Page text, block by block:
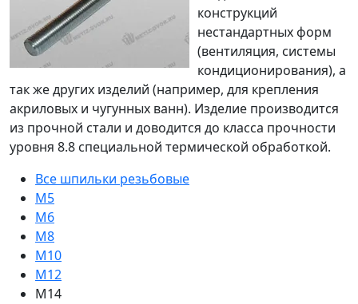
конструкций
нестандартных форм
(вентиляция, системы
кондиционирования), а
так же других изделий (например, для крепления
акриловых и чугунных ванн). Изделие производится
из прочной стали и доводится до класса прочности
уровня 8.8 специальной термической обработкой.
Все шпильки резьбовые
М5
М6
М8
М10
М12
M14